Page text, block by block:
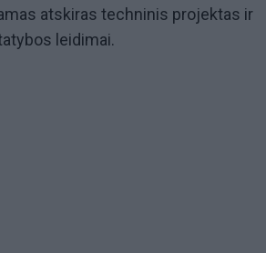
atskiras techninis projektas ir
leidimai.